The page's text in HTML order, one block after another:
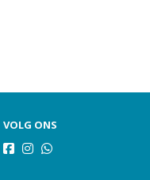
VOLG ONS